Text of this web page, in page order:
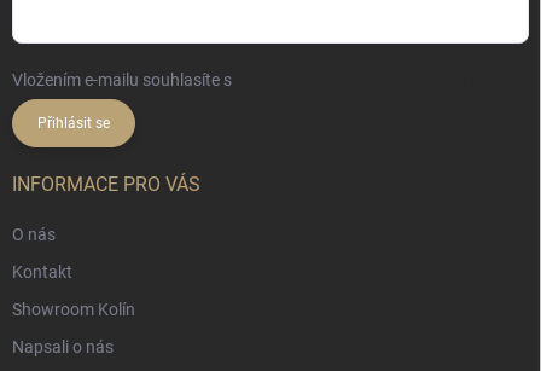
Vložením e-mailu souhlasíte s
Přihlásit se
INFORMACE PRO VÁS
O nás
Kontakt
Showroom Kolín
Napsali o nás